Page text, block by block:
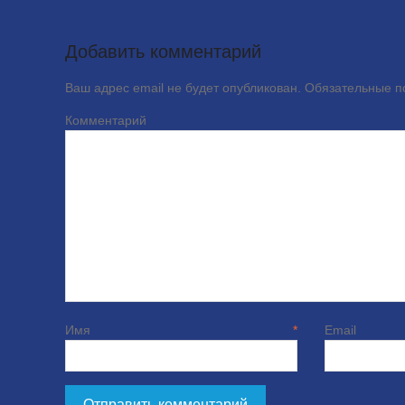
Добавить комментарий
Ваш адрес email не будет опубликован. Обязательные
Имя *